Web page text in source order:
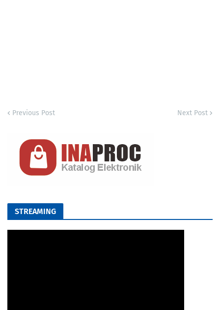
Previous Post Next Post
STREAMING